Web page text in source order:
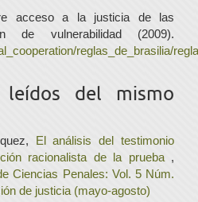
acceso a la justicia de las
de vulnerabilidad (2009).
reglas_de_brasilia/
del mismo
El análisis del testimonio
racionalista de la prueba ,
Ciencias Penales: Vol. 5 Núm.
de justicia (mayo-agosto)